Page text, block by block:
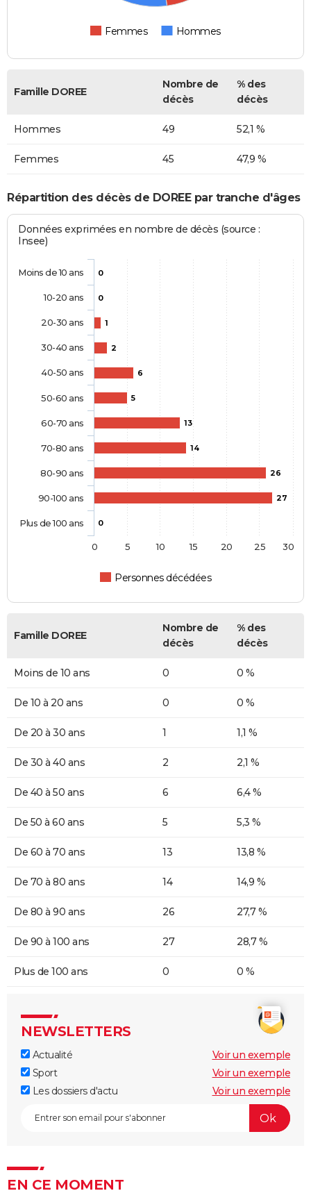
Femmes Hommes
Famille DOREE
Nombre de
décès
% des
décès
Hommes 49 52,1 %
Femmes 45 47,9 %
Répartition des décès de DOREE par tranche d'âges
Données exprimées en nombre de décès (source :
Insee)
0
0
1
2
6
5
13
14
26
27
0
Personnes décédées
Moins de 10 ans
10-20 ans
20-30 ans
30-40 ans
40-50 ans
50-60 ans
60-70 ans
70-80 ans
80-90 ans
90-100 ans
Plus de 100 ans
0 5 10 15 20 25 30
Famille DOREE
Nombre de
décès
% des
décès
Moins de 10 ans 0 0 %
De 10 à 20 ans 0 0 %
De 20 à 30 ans 1 1,1 %
De 30 à 40 ans 2 2,1 %
De 40 à 50 ans 6 6,4 %
De 50 à 60 ans 5 5,3 %
De 60 à 70 ans 13 13,8 %
De 70 à 80 ans 14 14,9 %
De 80 à 90 ans 26 27,7 %
De 90 à 100 ans 27 28,7 %
Plus de 100 ans 0 0 %
NEWSLETTERS
Actualité
Voir un exemple
Sport
Voir un exemple
Les dossiers d'actu
Voir un exemple
EN CE MOMENT